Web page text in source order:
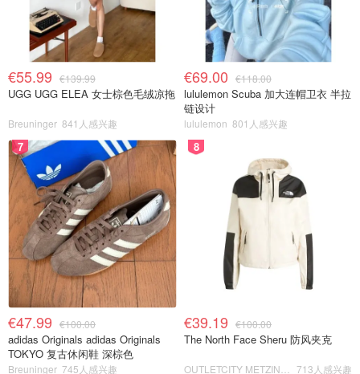
€55.99 €139.99
UGG UGG ELEA 女士棕色毛绒凉拖
Breuninger 841人感兴趣
€69.00 €118.00
lululemon Scuba 加大连帽卫衣 半拉
链设计
lululemon 801人感兴趣
7
€47.99 €100.00
adidas Originals adidas Originals
TOKYO 复古休闲鞋 深棕色
Breuninger 745人感兴趣
8
€39.19 €100.00
The North Face Sheru 防风夹克
713人感兴趣